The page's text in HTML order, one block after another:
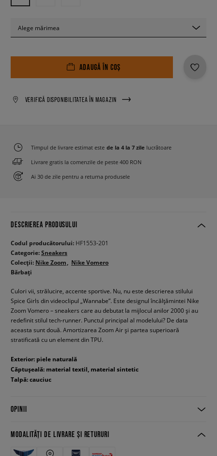
Alege mărimea
ADAUGĂ ÎN COȘ
VERIFICĂ DISPONIBILITATEA ÎN MAGAZIN
Timpul de livrare estimat este de la 4 la 7 zile lucrătoare
Livrare gratis la comenzile de peste 400 RON
Ai 30 de zile pentru a returna produsele
DESCRIEREA PRODUSULUI
Codul producătorului: HF1553-201
Categorie:Sneakers
Colecții: Nike Zoom
Nike Vomero
Bărbați
Culori vii, strălucire, accente sportive. Nu, nu este descrierea stilului
Spice Girls din videoclipul „Wannabe”. Este designul încălțămintei Nike
Zoom Vomero – sneakers care au debutat la mijlocul anilor 2000 și au
redefinit stilul tech-runner. Punctul principal al modelului? De data
aceasta sunt două. Amortizarea Zoom Air și partea superioară
stratificată cu un element din TPU.
Exterior: piele naturală
Căptușeală: material textil, material sintetic
Talpă: cauciuc
OPINII
MODALITĂȚI DE LIVRARE ȘI RETURURI